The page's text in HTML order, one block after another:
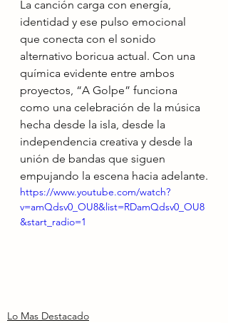
La canción carga con energía,
identidad y ese pulso emocional
que conecta con el sonido
alternativo boricua actual. Con una
química evidente entre ambos
proyectos, “A Golpe” funciona
como una celebración de la música
hecha desde la isla, desde la
independencia creativa y desde la
unión de bandas que siguen
empujando la escena hacia adelante.
https://www.youtube.com/watch?
v=amQdsv0_OU8&list=RDamQdsv0_OU8
&start_radio=1
Lo Mas Destacado